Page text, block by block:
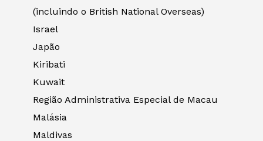
(incluindo o British National Overseas)
Israel
Japão
Kiribati
Kuwait
Região Administrativa Especial de Macau
Malásia
Maldivas